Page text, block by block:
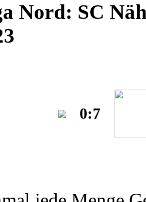
Nord: SC
0:7